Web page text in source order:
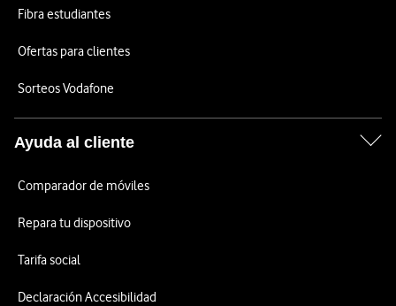
Fibra estudiantes
Ofertas para clientes
Sorteos Vodafone
Ayuda al cliente
Comparador de móviles
Repara tu dispositivo
Tarifa social
Declaración Accesibilidad